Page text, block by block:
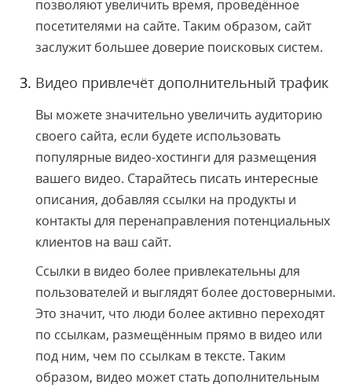
позволяют увеличить время, проведённое
посетителями на сайте. Таким образом, сайт
заслужит большее доверие поисковых систем.
Видео привлечёт дополнительный трафик
Вы можете значительно увеличить аудиторию
своего сайта, если будете использовать
популярные видео-хостинги для размещения
вашего видео. Старайтесь писать интересные
описания, добавляя ссылки на продукты и
контакты для перенаправления потенциальных
клиентов на ваш сайт.
Ссылки в видео более привлекательны для
пользователей и выглядят более достоверными.
Это значит, что люди более активно переходят
по ссылкам, размещённым прямо в видео или
под ним, чем по ссылкам в тексте. Таким
образом, видео может стать дополнительным